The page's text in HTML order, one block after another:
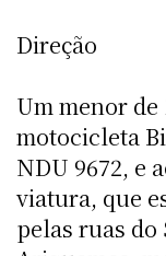
Direção
Um menor de
motocicleta
NDU 9672, e
viatura, que
pelas ruas do